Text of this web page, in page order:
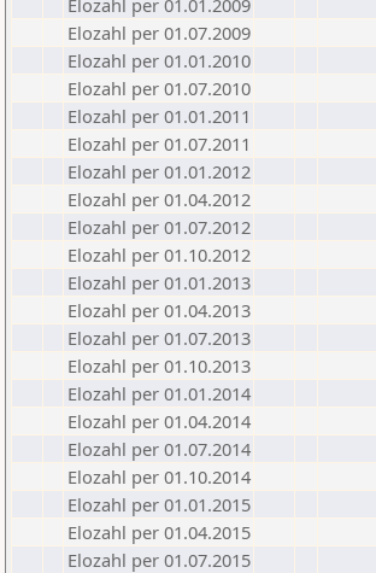
Elozahl per 01.01.2009
Elozahl per 01.07.2009
Elozahl per 01.01.2010
Elozahl per 01.07.2010
Elozahl per 01.01.2011
Elozahl per 01.07.2011
Elozahl per 01.01.2012
Elozahl per 01.04.2012
Elozahl per 01.07.2012
Elozahl per 01.10.2012
Elozahl per 01.01.2013
Elozahl per 01.04.2013
Elozahl per 01.07.2013
Elozahl per 01.10.2013
Elozahl per 01.01.2014
Elozahl per 01.04.2014
Elozahl per 01.07.2014
Elozahl per 01.10.2014
Elozahl per 01.01.2015
Elozahl per 01.04.2015
Elozahl per 01.07.2015